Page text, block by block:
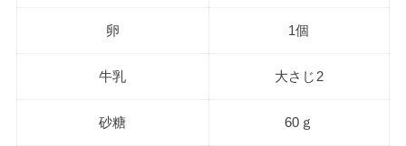
卵 1個
牛乳 大さじ2
砂糖 60ｇ